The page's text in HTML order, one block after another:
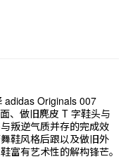
adidas Originals 007
、做旧麂皮 T 字鞋头与
叛逆气质并存的完成效
鞋风格后跟以及做旧外
富有艺术性的解构锋芒。